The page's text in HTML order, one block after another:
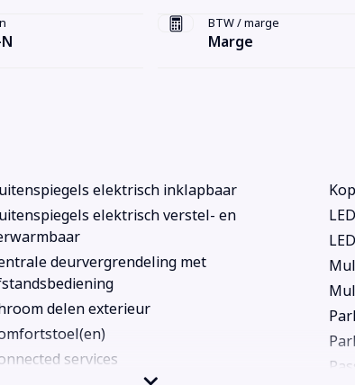
BTW / marge
Marge
elektrisch inklapbaar
elektrisch verstel- en
deurvergrendeling met
delen exterieur
services